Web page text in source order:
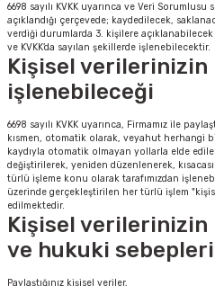
6698 sayılı KVKK uyarınca ve Veri
açıklandığı çerçevede; kaydedilecek,
verdiği durumlarda 3. kişilere
ve KVKK’da sayılan şekillerde işlenebilecektir.
Kişisel verilerinizin
işlenebileceği
6698 sayılı KVKK uyarınca, Firmamız ile
kısmen, otomatik olarak, veyahut herhangi
kaydıyla otomatik olmayan yollarla elde
değiştirilerek, yeniden düzenlenerek,
türlü işleme konu olarak tarafımızdan
üzerinde gerçekleştirilen her türlü işlem
edilmektedir.
Kişisel verilerinizin
ve hukuki sebepleri
Paylaştığınız kişisel veriler,